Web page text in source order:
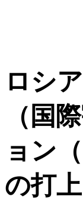
ロシ
（国
ョン
の打